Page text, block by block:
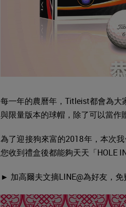
每一年的農曆年，Titleist都會為大
與限量版本的球帽，除了可以當作
為了迎接狗來富的2018年，本次
您收到禮盒後都能夠天天「HOLE
► 加高爾夫文摘LINE@為好友，